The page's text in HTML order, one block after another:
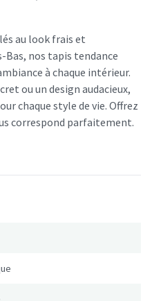
au look frais et
Bas, nos tapis tendance
à chaque intérieur.
ou un design audacieux,
chaque style de vie. Offrez
correspond parfaitement.